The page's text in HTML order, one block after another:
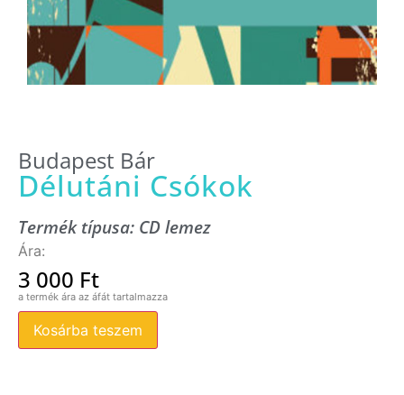
Budapest Bár
Délutáni Csókok
Termék típusa: CD lemez
3 000 Ft
Kosárba teszem